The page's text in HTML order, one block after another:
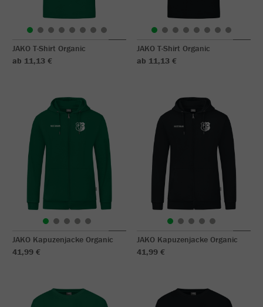
JAKO T-Shirt Organic
ab 11,13 €
JAKO T-Shirt Organic
ab 11,13 €
JAKO Kapuzenjacke Organic
41,99 €
JAKO Kapuzenjacke Organic
41,99 €